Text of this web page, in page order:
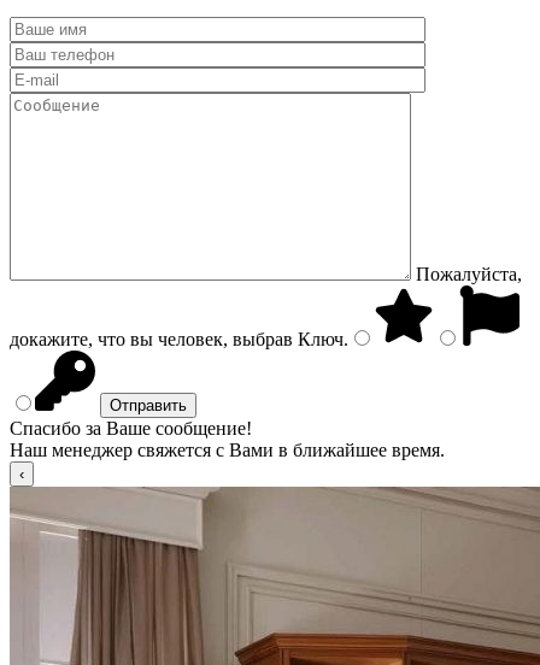
Пожалуйста,
докажите, что вы человек, выбрав Ключ.
Спасибо за Ваше сообщение!
Наш менеджер свяжется с Вами в ближайшее время.